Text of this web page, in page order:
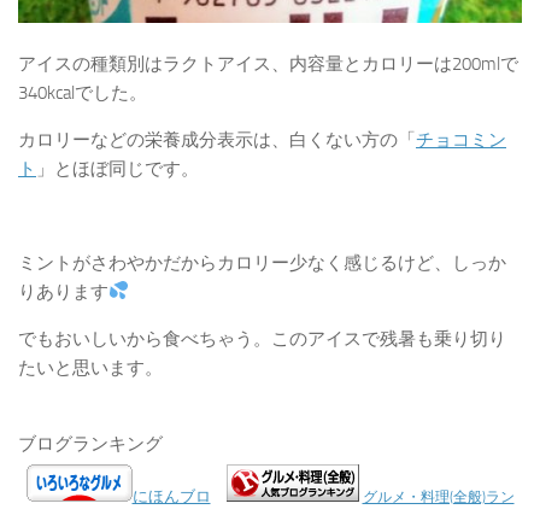
アイスの種類別はラクトアイス、内容量とカロリーは200mlで
340kcalでした。
カロリーなどの栄養成分表示は、白くない方の「チョコミン
ト 」とほぼ同じです。
ミントがさわやかだからカロリー少なく感じるけど、しっか
りあります
でもおいしいから食べちゃう。このアイスで残暑も乗り切り
たいと思います。
ブログランキング
にほんブロ
グルメ・料理(全般)ラン